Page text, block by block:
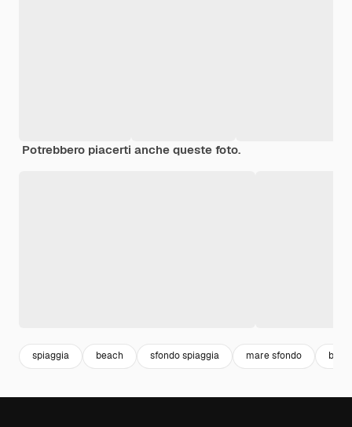
Potrebbero piacerti anche queste foto.
spiaggia beach sfondo spiaggia mare sfondo